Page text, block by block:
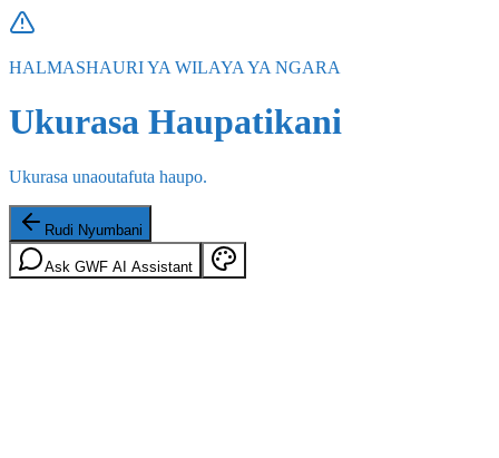
HALMASHAURI YA WILAYA YA NGARA
Ukurasa Haupatikani
Ukurasa unaoutafuta haupo.
Rudi Nyumbani
Ask GWF AI Assistant